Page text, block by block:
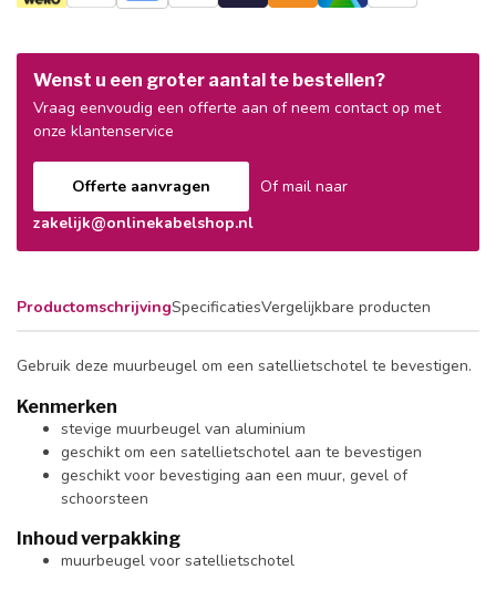
Wenst u een groter aantal te bestellen?
Vraag eenvoudig een offerte aan of neem contact op met
onze klantenservice
Offerte aanvragen
Of mail naar
zakelijk@onlinekabelshop.nl
ProductomschrijvingSpecificatiesVergelijkbare producten
Gebruik deze muurbeugel om een satellietschotel te bevestigen.
Kenmerken
stevige muurbeugel van aluminium
geschikt om een satellietschotel aan te bevestigen
geschikt voor bevestiging aan een muur, gevel of
schoorsteen
Inhoud verpakking
muurbeugel voor satellietschotel